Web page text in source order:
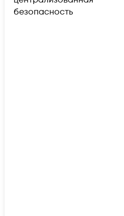
безопасность